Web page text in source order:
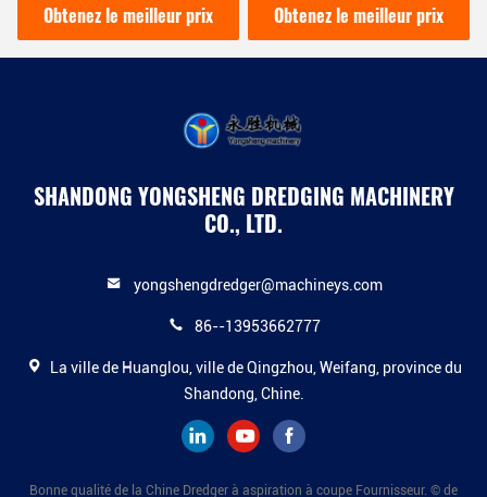
drague de rivière urbaine
Obtenez le meilleur prix
une puissance de 200
mètres cubes par heure
Obtenez le meilleur prix
SHANDONG YONGSHENG DREDGING MACHINERY
CO., LTD.
yongshengdredger@machineys.com
86--13953662777
La ville de Huanglou, ville de Qingzhou, Weifang, province du
Shandong, Chine.
Bonne qualité de la Chine Dredger à aspiration à coupe Fournisseur. © de